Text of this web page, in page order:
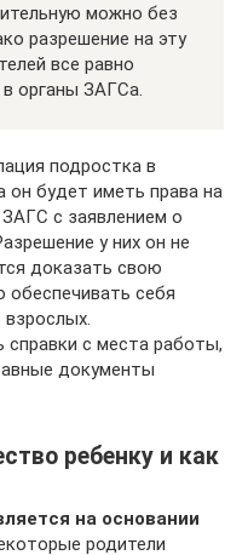
можно без
разрешение на эту
все равно
органы ЗАГСа.
подростка в
он будет иметь права на
с заявлением о
у них он не
доказать свою
себя
справки с места работы,
документы
ребенку и как
на основании
родители